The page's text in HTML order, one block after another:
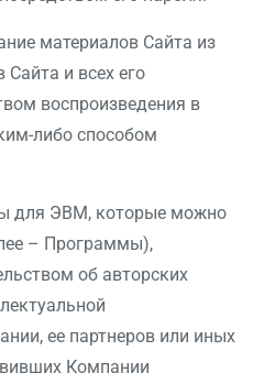
материалов Сайта из
и всех его
воспроизведения в
либо способом
для ЭВМ, которые можно
– Программы),
об авторских
ее партнеров или иных
Компании